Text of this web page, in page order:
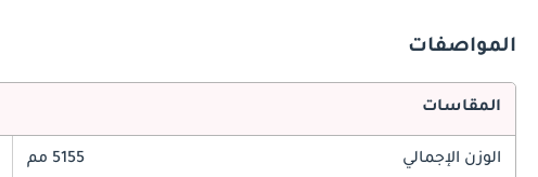
المواصفات
المقاسات
الوزن الإجمالي 5155 مم